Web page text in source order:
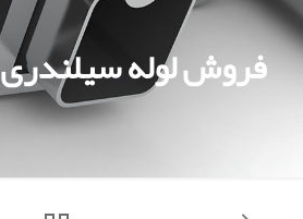
فروش لوله سیلندری